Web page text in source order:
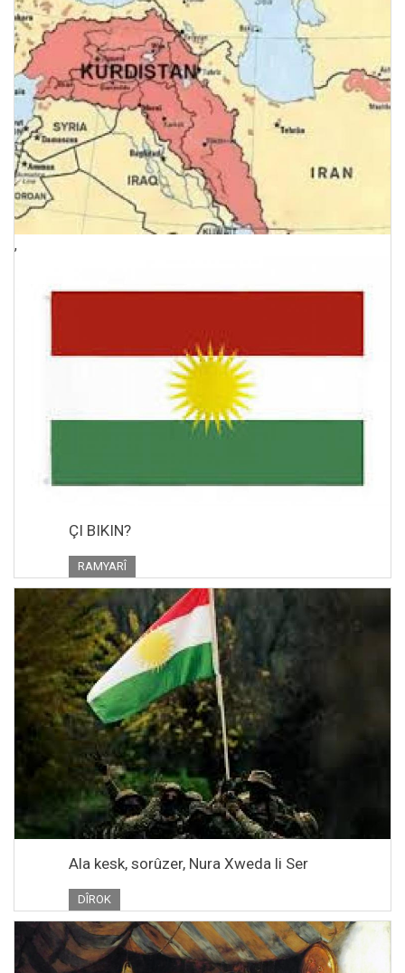
,
ÇI BIKIN?
RAMYARÎ
Ala kesk, sorûzer, Nura Xweda li Ser
DÎROK